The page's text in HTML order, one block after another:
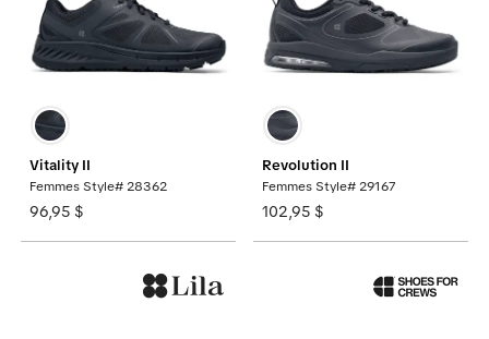
Vitality II
Femmes Style# 28362
96,95 $
Revolution II
Femmes Style# 29167
102,95 $